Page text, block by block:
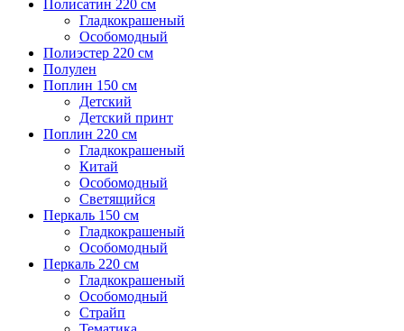
Полисатин 220 см
Гладкокрашеный
Особомодный
Полиэстер 220 см
Полулен
Поплин 150 см
Детский
Детский принт
Поплин 220 см
Гладкокрашеный
Китай
Особомодный
Светящийся
Перкаль 150 см
Гладкокрашеный
Особомодный
Перкаль 220 см
Гладкокрашеный
Особомодный
Страйп